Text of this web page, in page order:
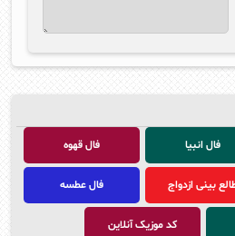
فال انبیا فال قهوه
بینی ازدواج فال عطسه
کد موزیک آنلاین